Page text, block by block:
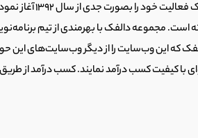
است. مجموعه دالفک با بهرمندی از تیم
که این وب‌سایت را از دیگر وب‌سایت‌های این
با کیفیت کسب درآمد نمایند. کسب درآمد از